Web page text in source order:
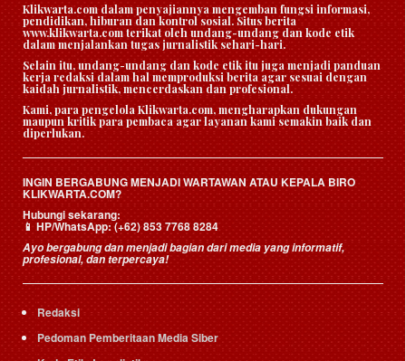
Klikwarta.com dalam penyajiannya mengemban fungsi informasi,
pendidikan, hiburan dan kontrol sosial. Situs berita
www.klikwarta.com terikat oleh undang-undang dan kode etik
dalam menjalankan tugas jurnalistik sehari-hari.
Selain itu, undang-undang dan kode etik itu juga menjadi panduan
kerja redaksi dalam hal memproduksi berita agar sesuai dengan
kaidah jurnalistik, mencerdaskan dan profesional.
Kami, para pengelola Klikwarta.com, mengharapkan dukungan
maupun kritik para pembaca agar layanan kami semakin baik dan
diperlukan.
INGIN BERGABUNG MENJADI WARTAWAN ATAU KEPALA BIRO
KLIKWARTA.COM?
Hubungi sekarang:
📱HP/WhatsApp:(+62) 853 7768 8284
Ayo bergabung dan menjadi bagian dari media yang informatif,
profesional, dan terpercaya!
Redaksi
Pedoman Pemberitaan Media Siber